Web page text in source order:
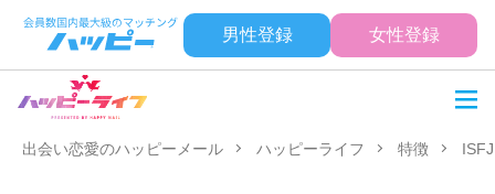
男性登録 女性登録
出会い恋愛のハッピーメール ハッピーライフ 特徴